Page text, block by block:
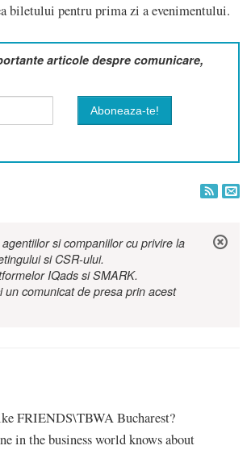
biletului pentru prima zi a evenimentului.
articole despre comunicare,
si companiilor cu privire la
si CSR-ului.
IQads si SMARK.
comunicat de presa prin acest
FRIENDS\TBWA Bucharest?
in the business world knows about